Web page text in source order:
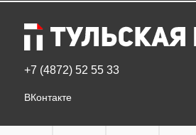
+7 (4872) 52 55 33
ВКонтакте